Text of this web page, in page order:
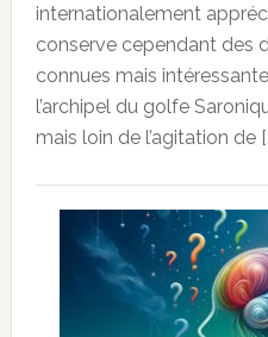
internationalement
conserve cependant des
connues mais
l’archipel du golfe
mais loin de l’agitation de